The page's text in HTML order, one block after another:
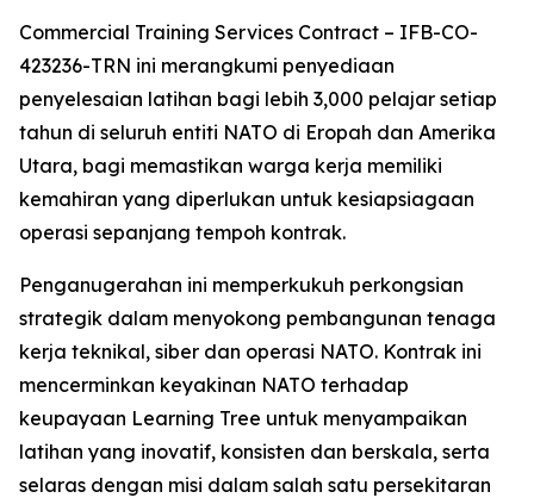
Commercial Training Services Contract – IFB-CO-
423236-TRN ini merangkumi penyediaan
penyelesaian latihan bagi lebih 3,000 pelajar setiap
tahun di seluruh entiti NATO di Eropah dan Amerika
Utara, bagi memastikan warga kerja memiliki
kemahiran yang diperlukan untuk kesiapsiagaan
operasi sepanjang tempoh kontrak.
Penganugerahan ini memperkukuh perkongsian
strategik dalam menyokong pembangunan tenaga
kerja teknikal, siber dan operasi NATO. Kontrak ini
mencerminkan keyakinan NATO terhadap
keupayaan Learning Tree untuk menyampaikan
latihan yang inovatif, konsisten dan berskala, serta
selaras dengan misi dalam salah satu persekitaran